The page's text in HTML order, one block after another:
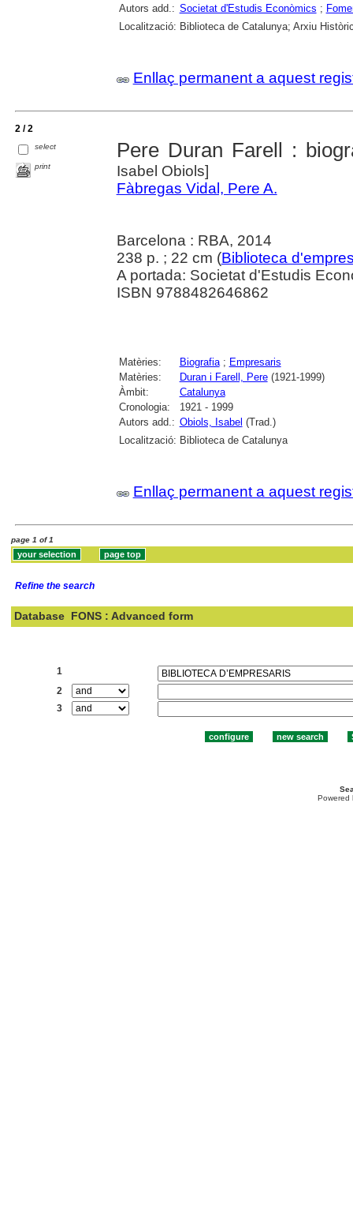
Autors add.: Societat d'Estudis Econòmics ;
Localització: Biblioteca de Catalunya; Arxiu
Enllaç permanent a aquest
2 / 2
select
print
Pere Duran Farell :
Isabel Obiols]
Fàbregas Vidal, Pere A.
Barcelona : RBA, 2014
238 p. ; 22 cm (Biblioteca
A portada: Societat d'Estudis
ISBN 9788482646862
Matèries: Biografia; Empresaris
Matèries:
Duran i Farell, Pere(1921-1999)
Àmbit:
Catalunya
Cronologia:
1921 - 1999
Autors add.: Obiols, Isabel (Trad.)
Localització: Biblioteca de Catalunya
Enllaç permanent a aquest
page 1 of 1
Refine the search
Database FONS : Advanced form
1
2
3
Powered